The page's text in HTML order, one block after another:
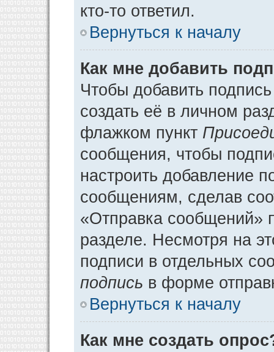
кто-то ответил.
Вернуться к началу
Как мне добавить
Чтобы добавить
создать её в личном
флажком пункт
сообщения, чтобы
настроить добавление
сообщениям, сделав
«Отправка сообщений»
разделе. Несмотря на
подписи в отдельных
подпись в форме
Вернуться к началу
Как мне создать